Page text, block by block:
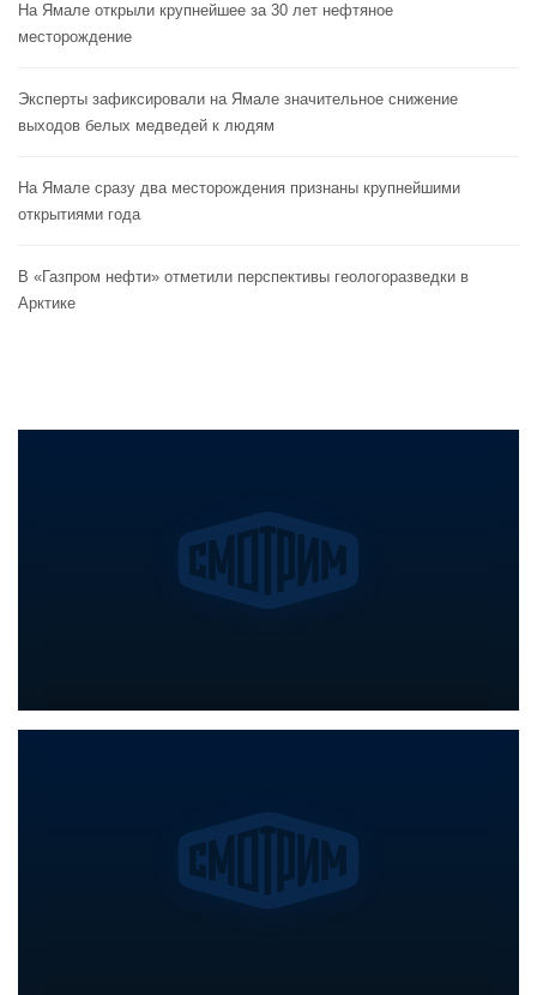
На Ямале открыли крупнейшее за 30 лет нефтяное
месторождение
Эксперты зафиксировали на Ямале значительное снижение
выходов белых медведей к людям
На Ямале сразу два месторождения признаны крупнейшими
открытиями года
В «Газпром нефти» отметили перспективы геологоразведки в
Арктике